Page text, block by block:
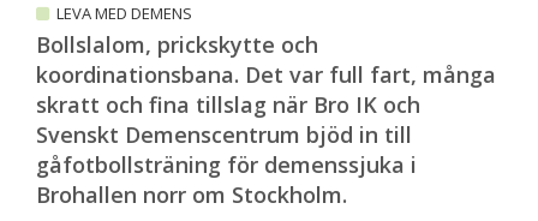
LEVA MED DEMENS
Bollslalom, prickskytte och
koordinationsbana. Det var full fart, många
skratt och fina tillslag när Bro IK och
Svenskt Demenscentrum bjöd in till
gåfotbollsträning för demenssjuka i
Brohallen norr om Stockholm.